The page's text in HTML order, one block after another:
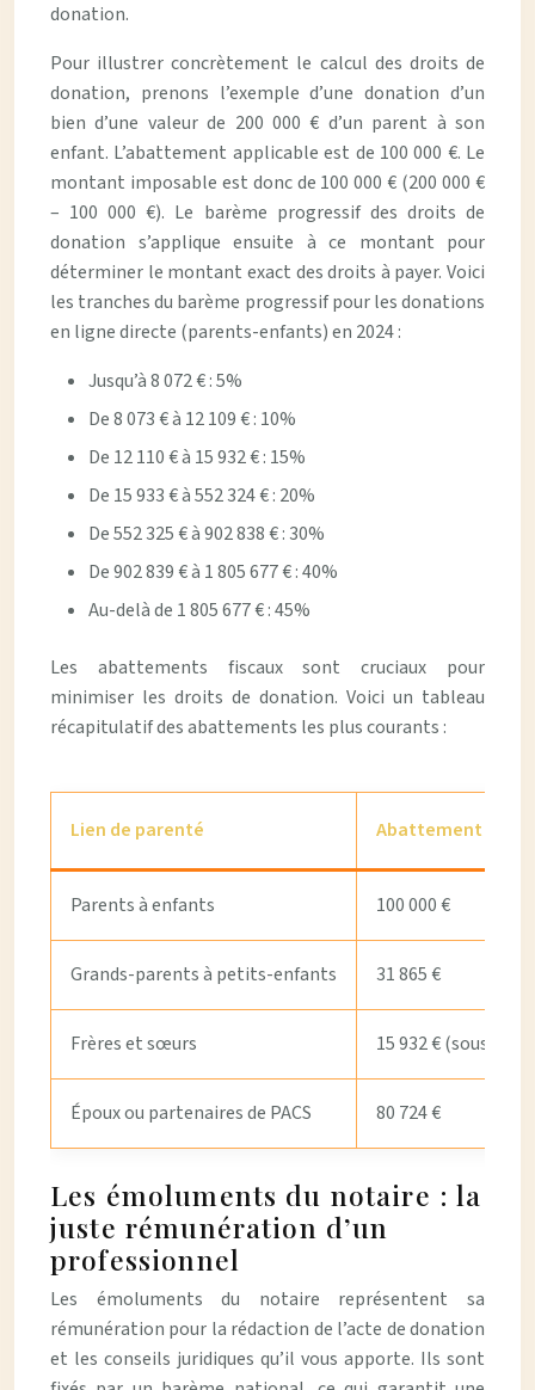
donation.
Pour illustrer concrètement le calcul des droits de
donation, prenons l’exemple d’une donation d’un
bien d’une valeur de 200 000 € d’un parent à son
enfant. L’abattement applicable est de 100 000 €. Le
montant imposable est donc de 100 000 € (200 000 €
– 100 000 €). Le barème progressif des droits de
donation s’applique ensuite à ce montant pour
déterminer le montant exact des droits à payer. Voici
les tranches du barème progressif pour les donations
en ligne directe (parents-enfants) en 2024 :
Jusqu’à 8 072 € : 5%
De 8 073 € à 12 109 € : 10%
De 12 110 € à 15 932 € : 15%
De 15 933 € à 552 324 € : 20%
De 552 325 € à 902 838 € : 30%
De 902 839 € à 1 805 677 € : 40%
Au-delà de 1 805 677 € : 45%
Les abattements fiscaux sont cruciaux pour
minimiser les droits de donation. Voici un tableau
récapitulatif des abattements les plus courants :
Lien de parenté Abattement fiscal
Parents à enfants 100 000 €
Grands-parents à petits-enfants 31 865 €
Frères et sœurs 15 932 € (sous
Époux ou partenaires de PACS 80 724 €
Les émoluments du notaire : la
juste rémunération d’un
professionnel
Les émoluments du notaire représentent sa
rémunération pour la rédaction de l’acte de donation
et les conseils juridiques qu’il vous apporte. Ils sont